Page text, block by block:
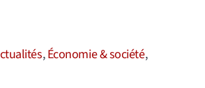
,Économie & société,